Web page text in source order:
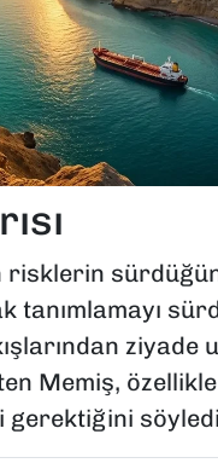
tanımlamayı
ziyade
Memiş,
gerektiğini